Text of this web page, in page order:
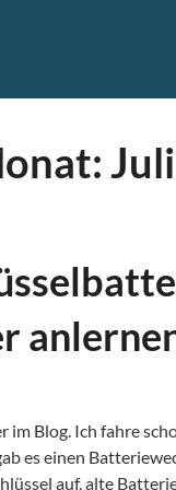
im Blog. Ich fahre
es einen
auf, alte